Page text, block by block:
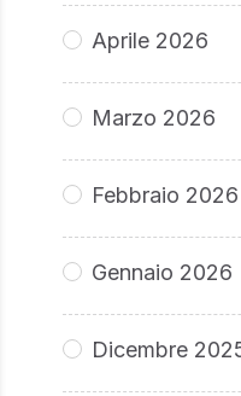
Aprile 2026
Marzo 2026
Febbraio 2026
Gennaio 2026
Dicembre